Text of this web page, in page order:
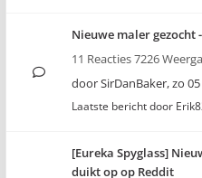
Nieuwe maler gezocht
11 Reacties 7226
doorSirDanBaker,zo
Laatste bericht door
[Eureka Spyglass]
duikt op op Reddit